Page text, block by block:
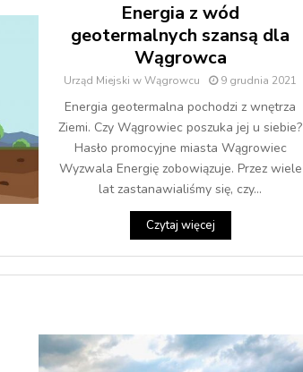
Energia z wód
geotermalnych szansą dla
Wągrowca
Urząd Miejski w Wągrowcu 9 grudnia 2021
Energia geotermalna pochodzi z wnętrza
Ziemi. Czy Wągrowiec poszuka jej u siebie?
Hasło promocyjne miasta Wągrowiec
Wyzwala Energię zobowiązuje. Przez wiele
lat zastanawialiśmy się, czy...
Czytaj więcej